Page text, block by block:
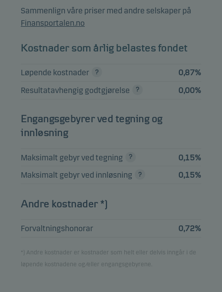
CR FRN
18.01.2038
2,96% Obligasjoner EUR
SCULE 11X DR
2,87% Obligasjoner EUR
EGLXY 2025-8X D
FRN 15.04.2039
Se hele listen
Alle beholdninger er lagt inn med 1 måneds forsinkelse.
Sammenlign våre priser med andre selskaper på
Finansportalen.no
Kostnader som årlig belastes fondet
Løpende kostnader
0,87%
Resultatavhengig godtgjørelse
0,00%
Engangsgebyrer ved tegning og
innløsning
Maksimalt gebyr ved tegning
0,15%
Maksimalt gebyr ved innløsning
0,15%
Andre kostnader *)
Forvaltningshonorar 0,72%
*) Andre kostnader er kostnader som helt eller delvis inngår i de
løpende kostnadene og/eller engangsgebyrene.